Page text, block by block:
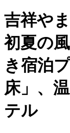
吉祥や
初夏の
き宿泊
床」、
テル